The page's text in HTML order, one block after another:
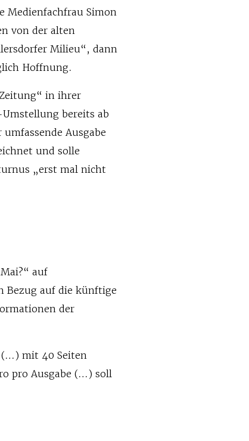
Medienfachfrau Simon
von der alten
Milieu“, dann
Hoffnung.
in ihrer
bereits ab
Ausgabe
und solle
„erst mal nicht
auf
Bezug auf die künftige
der
(…) mit 40 Seiten
pro Ausgabe (…) soll